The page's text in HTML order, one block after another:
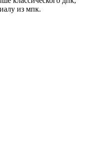
из мпк.